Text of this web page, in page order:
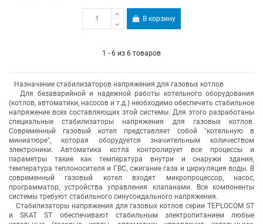
В корзину
1 - 6 из 6 товаров
Назначение стабилизаторов напряжения для газовых котлов
Для безаварийной и надежной работы котельного оборудования
(котлов, автоматики, насосов и т.д.) необходимо обеспечить стабильное
напряжение всех составляющих этой системы. Для этого разработаны
специальные стабилизаторы напряжения для газовых котлов.
Современный газовый котел представляет собой "котельную в
миниатюре", которая оборудуется значительным количеством
электроники. Автоматика котла контролирует все процессы и
параметры такие как температура внутри и снаружи здания,
температура теплоносителя и ГВС, сжигание газа и циркуляция воды. В
современный газовый котел входят микропроцессор, насос,
программатор, устройства управления клапанами. Все компоненты
системы требуют стабильного синусоидального напряжения.
Стабилизаторы напряжения для газовых котлов серии TEPLOCOM ST
и SKAT ST обеспечивают стабильным электропитанием любые